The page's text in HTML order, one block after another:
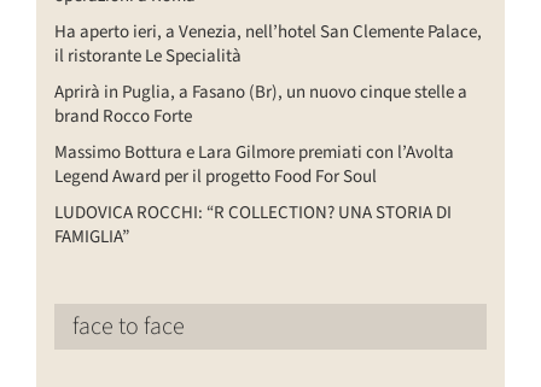
Ha aperto ieri, a Venezia, nell’hotel San Clemente Palace,
il ristorante Le Specialità
Aprirà in Puglia, a Fasano (Br), un nuovo cinque stelle a
brand Rocco Forte
Massimo Bottura e Lara Gilmore premiati con l’Avolta
Legend Award per il progetto Food For Soul
LUDOVICA ROCCHI: “R COLLECTION? UNA STORIA DI
FAMIGLIA”
face to face